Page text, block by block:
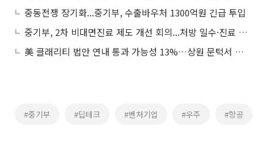
중동전쟁 장기화...중기부, 수출바우처 1300억원 긴급 투입
중기부, 2차 비대면진료 제도 개선 회의...처방 일수·진료 비율 제한 등 논의
美 클래리티 법안 연내 통과 가능성 13%…상원 문턱서 제동
#중기부 #딥테크 #벤처기업 #우주 #항공